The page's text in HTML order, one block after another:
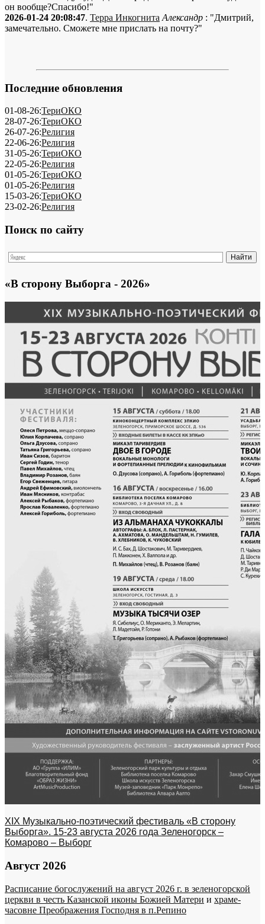
он вообще?Спасибо!"
2026-01-24 20:08:47. Терра Инкогнита Александр : "Дмитрий,
замечательно. Сможете мне прислать на почту?"
Последние обновления
01-08-26:ТериОКО
28-07-26:ТериОКО
26-07-26:Религия
22-06-26:Религия
31-05-26:ТериОКО
22-05-26:Религия
01-05-26:ТериОКО
01-05-26:Религия
15-03-26:ТериОКО
23-02-26:Религия
Поиск по сайту
«В сторону Выборга - 2026»
XIX Музыкально-поэтический фестиваль «В сторону
Выборга». 15-23 августа 2026 года Зеленогорск –
Комарово – Выборг
Август 2026
Расписание богослужений на август 2026 г. в зеленогорской
церкви в честь Казанской иконы Божией Матери и храме-
часовне Преображения Господня в п.Репино